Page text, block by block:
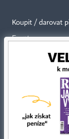
Koupit / darovat
Eventy
Newslettery
Autorská práva
zakázáno jakékoli
jakýmkoli
jiném jazyce. Bez